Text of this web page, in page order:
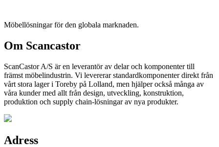
Möbellösningar för den globala marknaden.
Om Scancastor
ScanCastor A/S är en leverantör av delar och komponenter till
främst möbelindustrin. Vi levererar standardkomponenter direkt från
vårt stora lager i Toreby på Lolland, men hjälper också många av
våra kunder med allt från design, utveckling, konstruktion,
produktion och supply chain-lösningar av nya produkter.
Adress